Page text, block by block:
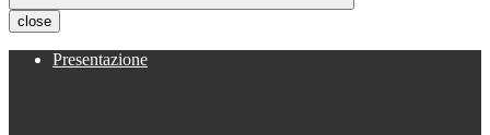
close
Presentazione